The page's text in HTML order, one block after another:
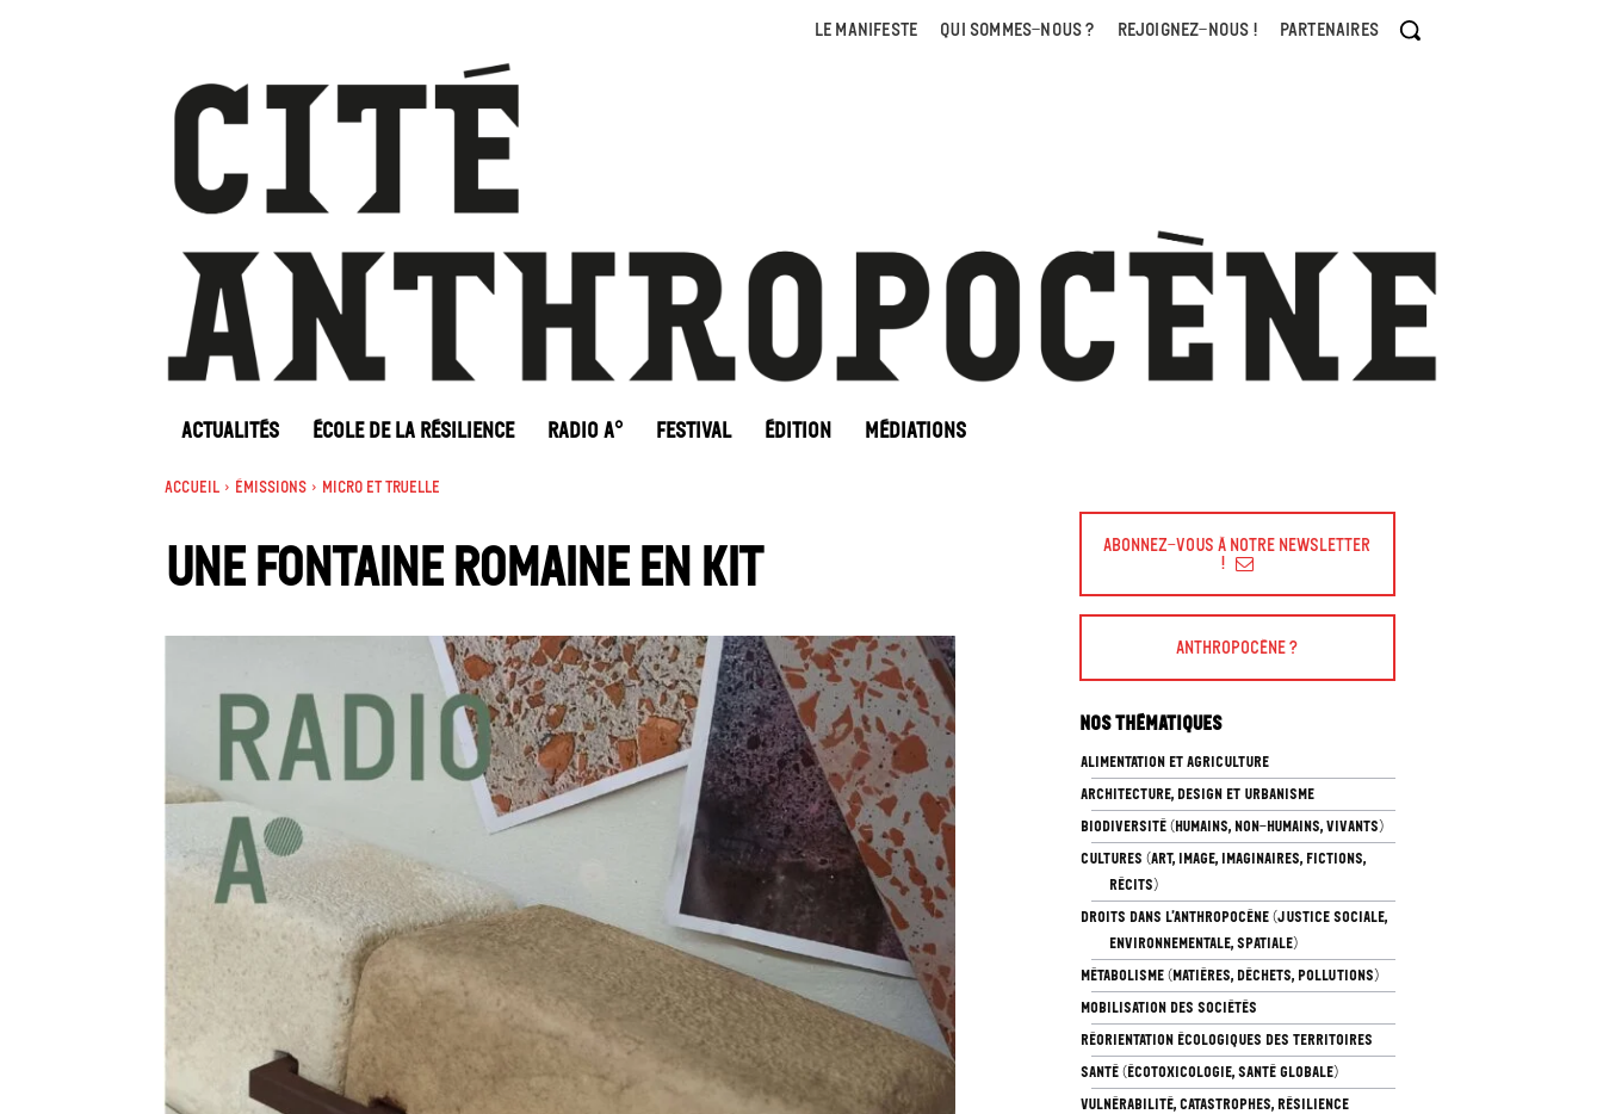
LE MANIFESTE QUI SOMMES-NOUS ? REJOIGNEZ-NOUS ! PARTENAIRES
ACTUALITÉS ÉCOLE DE LA RÉSILIENCE RADIO A° FESTIVAL ÉDITION MÉDIATIONS
Accueil Émissions Micro et truelle
Une fontaine romaine en kit
Abonnez-vous à Notre Newsletter
!
Anthropocène ?
Nos thématiques
ALIMENTATION ET AGRICULTURE
ARCHITECTURE, DESIGN ET URBANISME
BIODIVERSITÉ (HUMAINS, NON-HUMAINS, VIVANTS)
CULTURES (ART, IMAGE, IMAGINAIRES, FICTIONS,
RÉCITS)
DROITS DANS L’ANTHROPOCÈNE (JUSTICE SOCIALE,
ENVIRONNEMENTALE, SPATIALE)
MÉTABOLISME (MATIÈRES, DÉCHETS, POLLUTIONS)
MOBILISATION DES SOCIÉTÉS
RÉORIENTATION ÉCOLOGIQUES DES TERRITOIRES
SANTÉ (ÉCOTOXICOLOGIE, SANTÉ GLOBALE)
VULNÉRABILITÉ, CATASTROPHES, RÉSILIENCE